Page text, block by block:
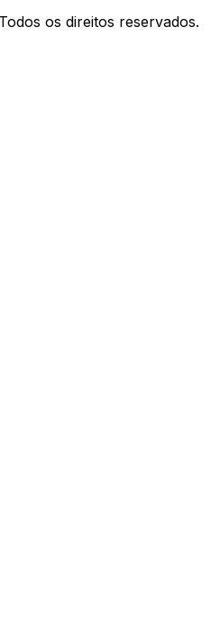
os direitos reservados.